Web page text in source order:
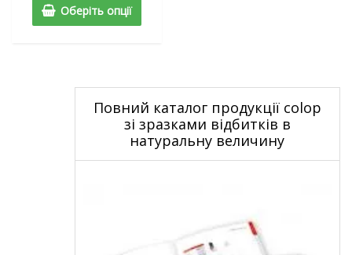
Оберіть опції
Повний каталог продукції colop
зі зразками відбитків в
натуральну величину